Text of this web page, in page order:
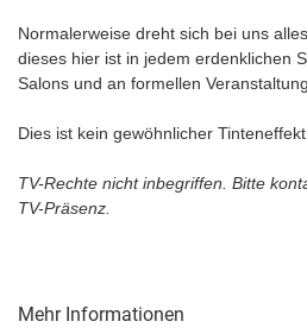
Normalerweise dreht sich bei uns
dieses hier ist in jedem erdenklichen
Salons und an formellen
Dies ist kein gewöhnlicher
TV-Rechte nicht inbegriffen. Bitte
TV-Präsenz.
Mehr Informationen